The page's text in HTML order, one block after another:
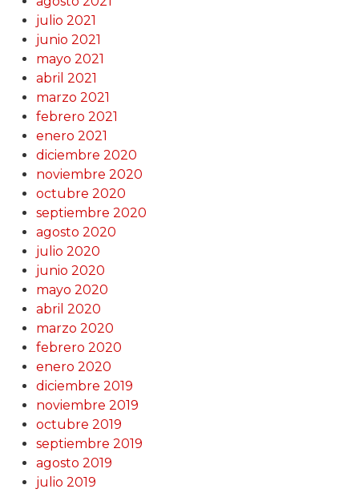
julio 2021
junio 2021
mayo 2021
abril 2021
marzo 2021
febrero 2021
enero 2021
diciembre 2020
noviembre 2020
octubre 2020
septiembre 2020
agosto 2020
julio 2020
junio 2020
mayo 2020
abril 2020
marzo 2020
febrero 2020
enero 2020
diciembre 2019
noviembre 2019
octubre 2019
septiembre 2019
agosto 2019
julio 2019